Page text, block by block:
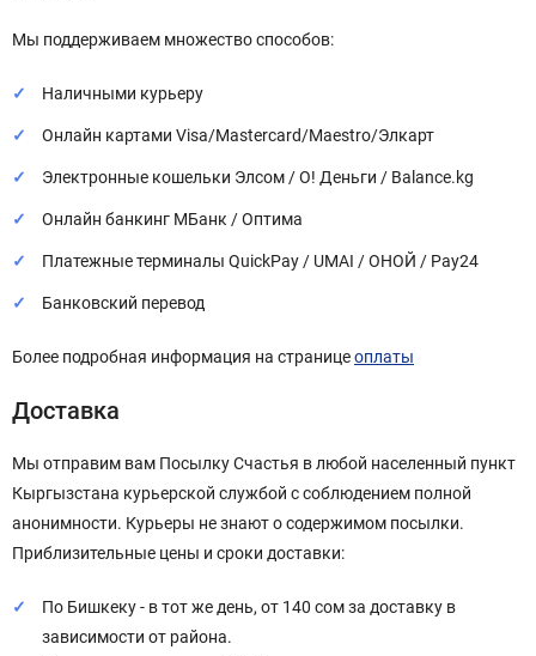
Мы поддерживаем множество способов:
Наличными курьеру
Онлайн картами Visa/Mastercard/Maestro/Элкарт
Электронные кошельки Элсом / О! Деньги / Balance.kg
Онлайн банкинг МБанк / Оптима
Платежные терминалы QuickPay / UMAI / ОНОЙ / Pay24
Банковский перевод
Более подробная информация на страницеоплаты
Доставка
Мы отправим вам Посылку Счастья в любой населенный пункт
Кыргызстана курьерской службой с соблюдением полной
анонимности. Курьеры не знают о содержимом посылки.
Приблизительные цены и сроки доставки:
По Бишкеку - в тот же день, от 140 сом за доставку в
зависимости от района.